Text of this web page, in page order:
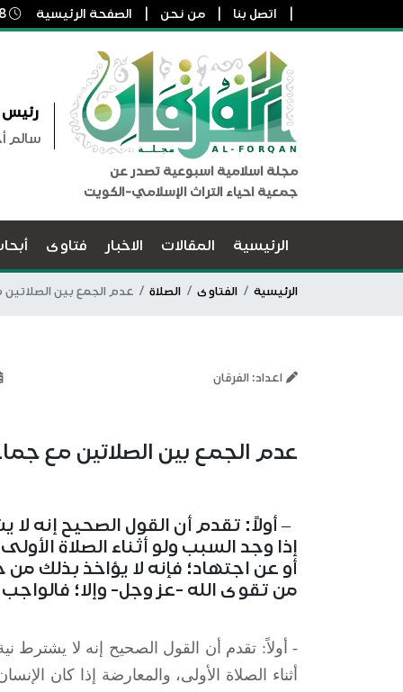
اتصل بنا من نحن الصفحة الرئيسية
مجلة اسلامية اسبوعية تصدر عن
جمعية احياء التراث الإسلامي-الكويت
رئيس
سالم
الرئيسية المقالات الاخبار فتاوى
الرئيسية الفتاوى الصلاة عدم الجمع بين
اعداد: الفرقان
عدم الجمع بين الصلاتين مع
– أولاً: تقدم أن القول الصحيح إنه لا
إذا وجد السبب ولو أثناء الصلاة
أو عن اجتهاد؛ فإنه لا يؤاخذ بذلك
من تقوى الله -عز وجل- وإلا؛
- أولاً: تقدم أن القول الصحيح إنه لا يشترط
أثناء الصلاة الأولى، والمعارضة إذا كان